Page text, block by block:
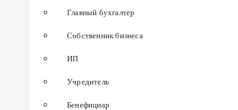
Главный бухгалтер
Собственник бизнеса
ИП
Учредитель
Бенефициар